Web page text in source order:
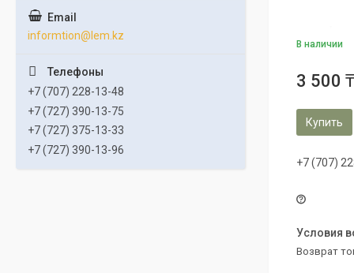
В наличии
3 500 ₸
Купить
+7 (707)
возврат
informtion@lem.kz
+7 (707) 228-13-48
+7 (727) 390-13-75
+7 (727) 375-13-33
+7 (727) 390-13-96